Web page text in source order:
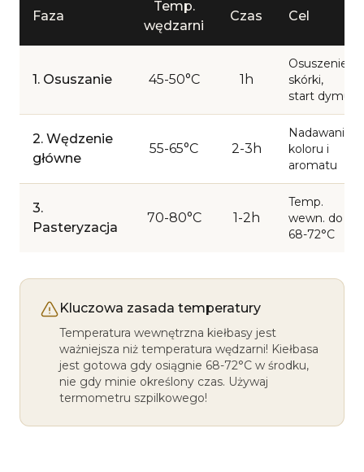
Faza
Temp.
wędzarni
Czas Cel
1. Osuszanie 45-50°C 1h
Osuszenie
skórki,
start dymu
2. Wędzenie
główne
55-65°C 2-3h
Nadawanie
koloru i
aromatu
3.
Pasteryzacja
70-80°C 1-2h
Temp.
wewn. do
68-72°C
Kluczowa zasada temperatury
Temperatura wewnętrzna kiełbasy jest
ważniejsza niż temperatura wędzarni! Kiełbasa
jest gotowa gdy osiągnie 68-72°C w środku,
nie gdy minie określony czas. Używaj
termometru szpilkowego!